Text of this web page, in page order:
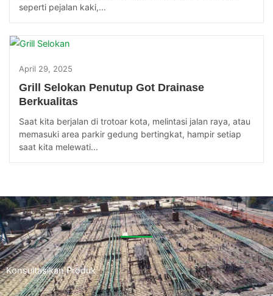
seperti pejalan kaki,...
April 29, 2025
Grill Selokan Penutup Got Drainase
Berkualitas
Saat kita berjalan di trotoar kota, melintasi jalan raya, atau
memasuki area parkir gedung bertingkat, hampir setiap
saat kita melewati...
Konsultasikan Produk